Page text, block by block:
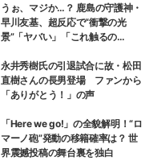
飛び出しでビッグセーブ
うぉ、マジか…？ 鹿島の守護神・
早川友基、超反応で“衝撃の光
景”「ヤバい」「これ触るの
本“スーパーセーブ”
永井秀樹氏の引退試合に故・松田
直樹さんの長男登場 ファンから
「ありがとう！」の声
「Here we go!」の全貌解明！“ロ
マーノ砲”発動の移籍確率は？ 世
界震撼投稿の舞台裏を独白